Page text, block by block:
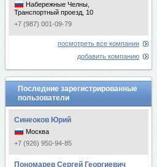
Набережные Челны,
Транспортный проезд, 10
+7 (987) 001-09-79
посмотреть все компании
добавить компанию
Последние зарегистрированные
пользователи
Синеоков Юрий
Москва
+7 (926) 950-94-85
Пономарев Сергей Георгиевич